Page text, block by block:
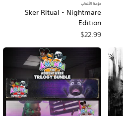
Sker Ritual - Nightmare
Edition
حزمة الألعاب
$22.99